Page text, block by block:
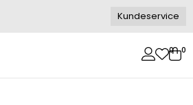
Kundeservice
0 0